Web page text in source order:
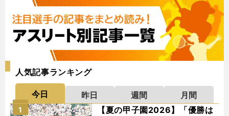
人気記事ランキング
今日 昨日 週間
月間
【夏の甲子園2026】「優勝は
1